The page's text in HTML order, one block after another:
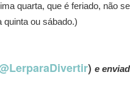
quarta, que é feriado, não
quinta ou sábado.)
) e